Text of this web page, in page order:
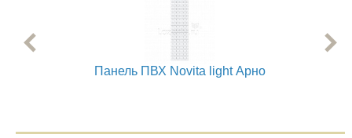
Панель ПВХ Novita light Арно